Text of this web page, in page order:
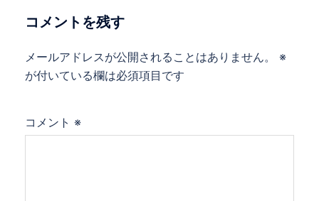
ョコメントを残す
メールアドレスが公開されることはありません。
※
が付いている欄は必須項目です
コメント ※